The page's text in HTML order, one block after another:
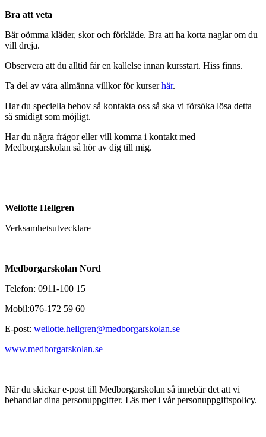
Bra att veta
Bär oömma kläder, skor och förkläde. Bra att ha korta naglar om du
vill dreja.
Observera att du alltid får en kallelse innan kursstart. Hiss finns.
Ta del av våra allmänna villkor för kurserhär.
Har du speciella behov så kontakta oss så ska vi försöka lösa detta
så smidigt som möjligt.
Har du några frågor eller vill komma i kontakt med
Medborgarskolan så hör av dig till mig.
Weilotte Hellgren
Verksamhetsutvecklare
Medborgarskolan Nord
Telefon: 0911-100 15
Mobil:076-172 59 60
E-post: weilotte.hellgren@medborgarskolan.se
www.medborgarskolan.se
När du skickar e-post till Medborgarskolan så innebär det att vi
behandlar dina personuppgifter. Läs mer i vår personuppgiftspolicy.